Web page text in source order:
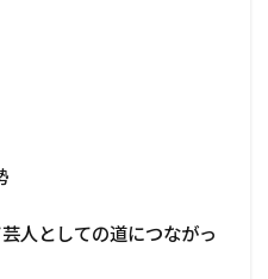
人としての道につながっ